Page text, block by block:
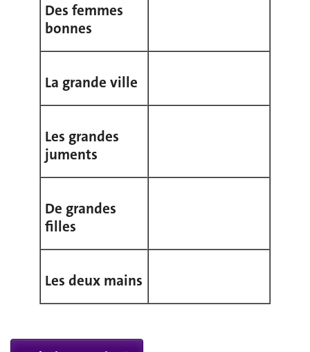
Des femmes
bonnes
La grande ville
Les grandes
juments
De grandes
filles
Les deux mains